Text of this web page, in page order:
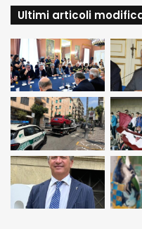
Ultimi articoli